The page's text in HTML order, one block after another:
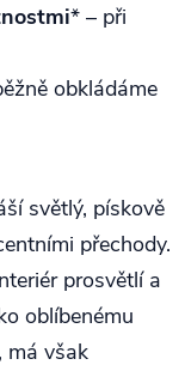
* – při
obkládáme
světlý, pískově
přechody.
prosvětlí a
oblíbenému
, má však